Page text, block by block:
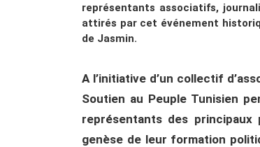
représentants associatifs,
attirés par cet événement
de Jasmin.
A l’initiative d’un collectif
Soutien au Peuple Tunisien
représentants des
genèse de leur formation